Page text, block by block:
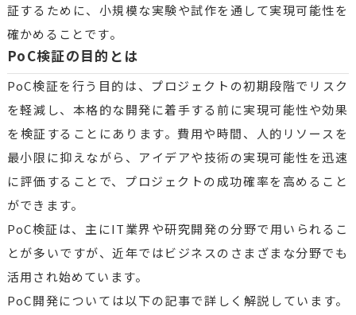
証するために、小規模な実験や試作を通して実現可能性を
確かめることです。
PoC検証の目的とは
PoC検証を行う目的は、プロジェクトの初期段階でリスク
を軽減し、本格的な開発に着手する前に実現可能性や効果
を検証することにあります。費用や時間、人的リソースを
最小限に抑えながら、アイデアや技術の実現可能性を迅速
に評価することで、プロジェクトの成功確率を高めること
ができます。
PoC検証は、主にIT業界や研究開発の分野で用いられるこ
とが多いですが、近年ではビジネスのさまざまな分野でも
活用され始めています。
PoC開発については以下の記事で詳しく解説しています。